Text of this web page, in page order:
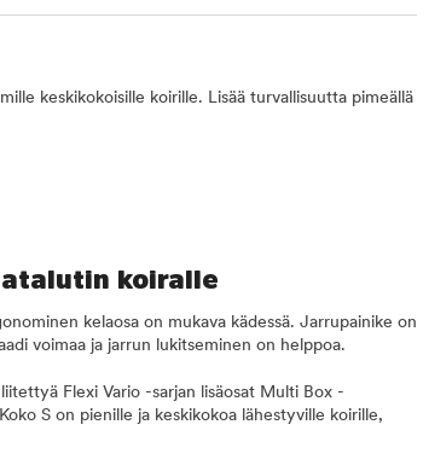
keskikokoisille koirille. Lisää turvallisuutta pimeällä
koiralle
kelaosa on mukava kädessä. Jarrupainike on
voimaa ja jarrun lukitseminen on helppoa.
Flexi Vario -sarjan lisäosat Multi Box -
S on pienille ja keskikokoa lähestyville koirille,